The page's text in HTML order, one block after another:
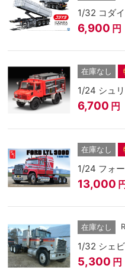
1/32 コダ
6,900 円
在庫なし
1/24 シュ
6,700 円
在庫なし
1/24 フォ
13,000
在庫なし
1/32 シェ
5,300 円